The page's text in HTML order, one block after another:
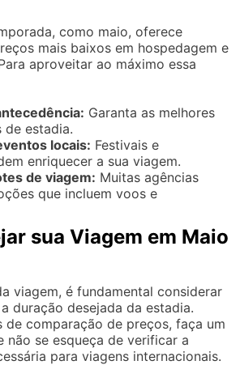
como maio, oferece
mais baixos em hospedagem e
aproveitar ao máximo essa
Garanta as melhores
estadia.
locais: Festivais e
enriquecer a sua viagem.
de viagem: Muitas agências
que incluem voos e
sua Viagem em Maio
viagem, é fundamental considerar
duração desejada da estadia.
comparação de preços, faça um
não se esqueça de verificar a
para viagens internacionais.